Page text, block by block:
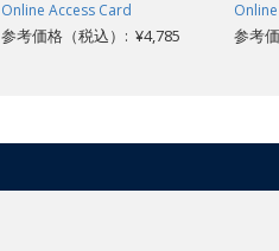
Online Access Card
参考価格（税込）: ¥4,785 参考